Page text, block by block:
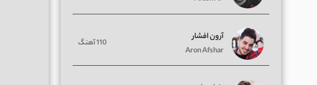
آرون افشار
Aron Afshar
110 آهنگ